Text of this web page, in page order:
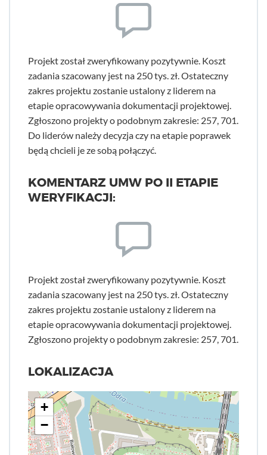
Projekt został zweryfikowany pozytywnie. Koszt
zadania szacowany jest na 250 tys. zł. Ostateczny
zakres projektu zostanie ustalony z liderem na
etapie opracowywania dokumentacji projektowej.
Zgłoszono projekty o podobnym zakresie: 257, 701.
Do liderów należy decyzja czy na etapie poprawek
będą chcieli je ze sobą połączyć.
KOMENTARZ UMW PO II ETAPIE
WERYFIKACJI:
Projekt został zweryfikowany pozytywnie. Koszt
zadania szacowany jest na 250 tys. zł. Ostateczny
zakres projektu zostanie ustalony z liderem na
etapie opracowywania dokumentacji projektowej.
Zgłoszono projekty o podobnym zakresie: 257, 701.
LOKALIZACJA
+
−